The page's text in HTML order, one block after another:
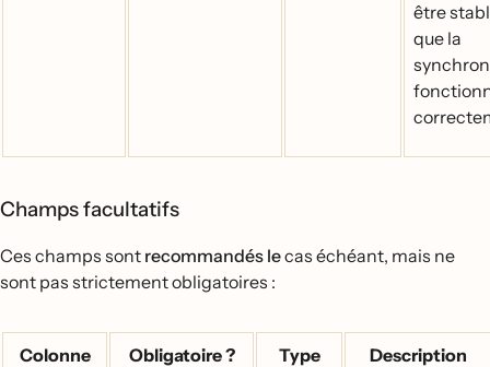
être
que la
Champs facultatifs
Ces champs sont recommandés lecas échéant, mais ne
sont pas strictement obligatoires :
Colonne Obligatoire ? Type Description